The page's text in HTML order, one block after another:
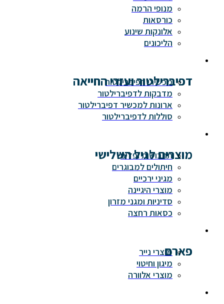
מנופי הרמה
כורסאות
אלונקות שינוע
הליכונים
דפיברילטור ועזרי החייאה
מכשירי דפיברילטור
מדבקות לדפיברילטור
ארונות למכשיר דפיברילטור
סוללות לדפיברילטור
מוצרים לגיל השלישי
תחבושות ופדים
חיתולים למבוגרים
מגיני ירכיים
מוצרי היגיינה
סדיניות ומגני מזרון
כסאות רחצה
פארםמוצרי נייר
מיגון וחיטוי
מוצרי אלוורה